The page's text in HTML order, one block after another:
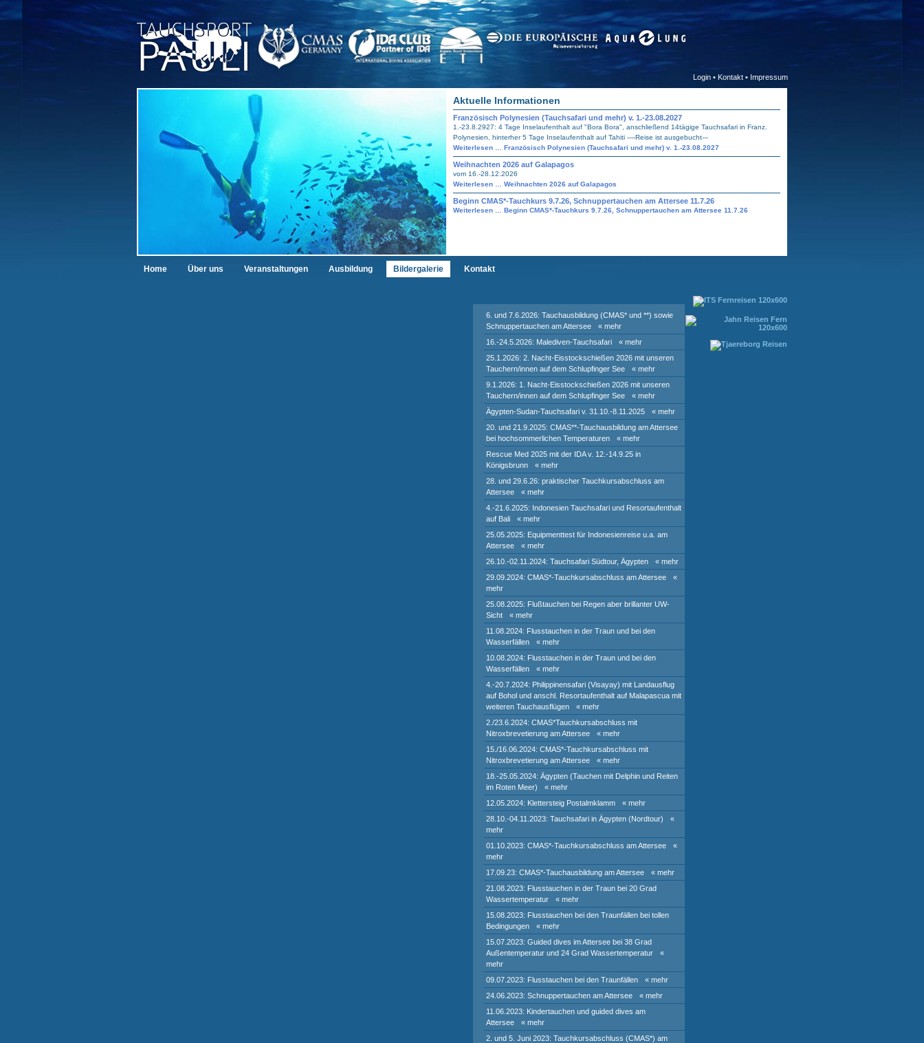
Login• Kontakt• Impressum
Aktuelle Informationen
Französisch Polynesien (Tauchsafari und mehr) v. 1.-23.08.2027
1.-23.8.2927: 4 Tage Inselaufenthalt auf "Bora Bora", anschließend 14tägige Tauchsafari in Franz.
Polynesien, hinterher 5 Tage Inselaufenthalt auf Tahiti ----Reise ist ausgebucht---
Weiterlesen … Französisch Polynesien (Tauchsafari und mehr) v. 1.-23.08.2027
Weihnachten 2026 auf Galapagos
vom 16.-28.12.2026
Weiterlesen … Weihnachten 2026 auf Galapagos
Beginn CMAS*-Tauchkurs 9.7.26, Schnuppertauchen am Attersee 11.7.26
Weiterlesen … Beginn CMAS*-Tauchkurs 9.7.26, Schnuppertauchen am Attersee 11.7.26
Home Über uns Veranstaltungen Ausbildung Bildergalerie Kontakt
6. und 7.6.2026: Tauchausbildung (CMAS* und **) sowie
Schnuppertauchen am Attersee
« mehr
16.-24.5.2026: Malediven-Tauchsafari
« mehr
25.1.2026: 2. Nacht-Eisstockschießen 2026 mit unseren
Tauchern/innen auf dem Schlupfinger See
« mehr
9.1.2026: 1. Nacht-Eisstockschießen 2026 mit unseren
Tauchern/innen auf dem Schlupfinger See
« mehr
Ägypten-Sudan-Tauchsafari v. 31.10.-8.11.2025
« mehr
20. und 21.9.2025: CMAS**-Tauchausbildung am Attersee
bei hochsommerlichen Temperaturen
« mehr
Rescue Med 2025 mit der IDA v. 12.-14.9.25 in
Königsbrunn
« mehr
28. und 29.6.26: praktischer Tauchkursabschluss am
Attersee
« mehr
4.-21.6.2025: Indonesien Tauchsafari und Resortaufenthalt
auf Bali
« mehr
25.05.2025: Equipmenttest für Indonesienreise u.a. am
Attersee
« mehr
26.10.-02.11.2024: Tauchsafari Südtour, Ägypten
« mehr
29.09.2024: CMAS*-Tauchkursabschluss am Attersee
«
mehr
25.08.2025: Flußtauchen bei Regen aber brillanter UW-
Sicht
« mehr
11.08.2024: Flusstauchen in der Traun und bei den
Wasserfällen
« mehr
10.08.2024: Flusstauchen in der Traun und bei den
Wasserfällen
« mehr
4.-20.7.2024: Philippinensafari (Visayay) mit Landausflug
auf Bohol und anschl. Resortaufenthalt auf Malapascua mit
weiteren Tauchausflügen
« mehr
2./23.6.2024: CMAS*Tauchkursabschluss mit
Nitroxbrevetierung am Attersee
« mehr
15./16.06.2024: CMAS*-Tauchkursabschluss mit
Nitroxbrevetierung am Attersee
« mehr
18.-25.05.2024: Ägypten (Tauchen mit Delphin und Reiten
im Roten Meer)
« mehr
12.05.2024: Klettersteig Postalmklamm
« mehr
28.10.-04.11.2023: Tauchsafari in Ägypten (Nordtour)
«
mehr
01.10.2023: CMAS*-Tauchkursabschluss am Attersee
«
mehr
17.09.23: CMAS*-Tauchausbildung am Attersee
« mehr
21.08.2023: Flusstauchen in der Traun bei 20 Grad
Wassertemperatur
« mehr
15.08.2023: Flusstauchen bei den Traunfällen bei tollen
Bedingungen
« mehr
15.07.2023: Guided dives im Attersee bei 38 Grad
Außentemperatur und 24 Grad Wassertemperatur
«
mehr
09.07.2023: Flusstauchen bei den Traunfällen
« mehr
24.06.2023: Schnuppertauchen am Attersee
« mehr
11.06.2023: Kindertauchen und guided dives am
Attersee
« mehr
2. und 5. Juni 2023: Tauchkursabschluss (CMAS*) am